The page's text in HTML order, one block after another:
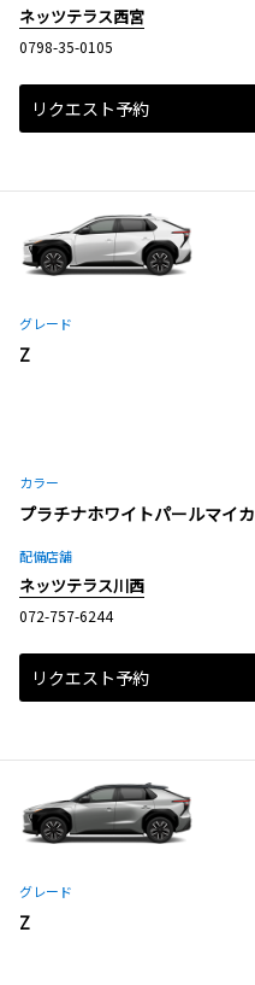
ネッツテラス西宮
0798-35-0105
リクエスト予約
グレード
Z
カラー
プラチナホワイトパールマイカ
配備店舗
ネッツテラス川西
072-757-6244
リクエスト予約
グレード
Z